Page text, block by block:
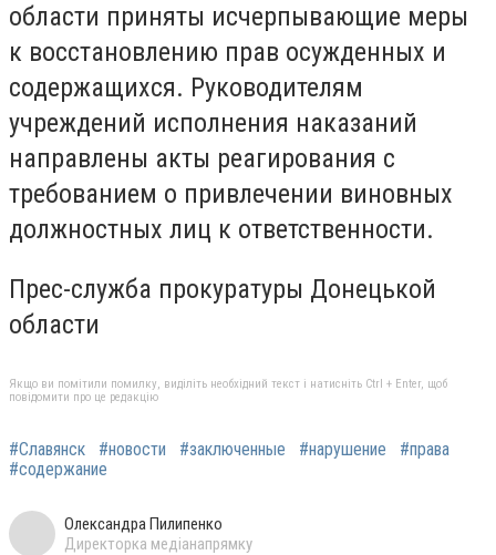
области приняты исчерпывающие меры
к восстановлению прав осужденных и
содержащихся. Руководителям
учреждений исполнения наказаний
направлены акты реагирования с
требованием о привлечении виновных
должностных лиц к ответственности.
Прес-служба прокуратуры Донецькой
области
Якщо ви помітили помилку, виділіть необхідний текст і натисніть Ctrl + Enter, щоб
повідомити про це редакцію
#Славянск #новости #заключенные #нарушение
#права
#содержание
Олександра Пилипенко
Директорка медіанапрямку